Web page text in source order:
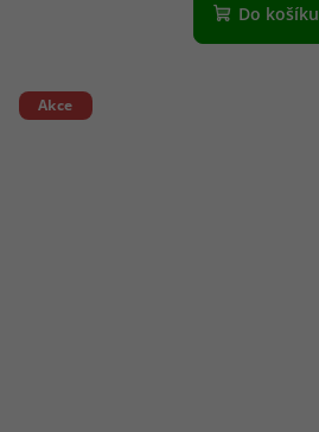
Do košíku
Akce